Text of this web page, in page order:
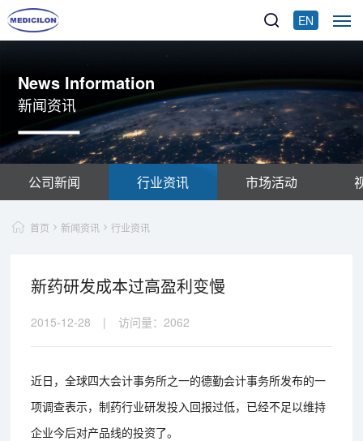
EN
News Information
新闻资讯
公司新闻 行业资讯 市场活动
首页 新闻资讯 行业资讯
新药研发成本过高盈利变慢
2015-12-28 | 访问量： 2062
近日，全球四大会计事务所之一的德勤会计事务所发布的一
项调查表示，制药行业研发投入回报过低，已经不足以维持
企业今后对产品线的投资了。